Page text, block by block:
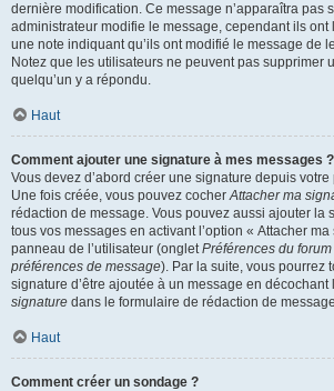
dernière modification. Ce message n’apparaîtra pas
administrateur modifie le message, cependant ils
une note indiquant qu’ils ont modifié le message de
Notez que les utilisateurs ne peuvent pas supprimer
quelqu’un y a répondu.
Haut
Comment ajouter une signature à mes messages ?
Vous devez d’abord créer une signature depuis votre
Une fois créée, vous pouvez cocherAttacher ma
rédaction de message. Vous pouvez aussi ajouter la
tous vos messages en activant l’option « Attacher
panneau de l’utilisateur (ongletPréférences du
préférences de message). Par la suite, vous pourrez
signature d’être ajoutée à un message en
signature dans le formulaire de rédaction de
Haut
Comment créer un sondage ?